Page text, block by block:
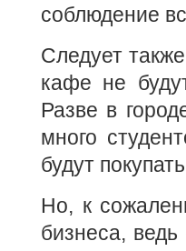
соблюдение
Следует
кафе не
Разве в
много
будут
Но, к
бизнеса,